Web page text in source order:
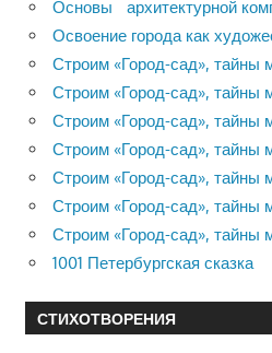
Основы архитектурной
Освоение города как
Строим «Город-сад», тайны
Строим «Город-сад», тайны
Строим «Город-сад», тайны
Строим «Город-сад», тайны
Строим «Город-сад», тайны
Строим «Город-сад», тайны
Строим «Город-сад», тайны
1001 Петербургская сказка
СТИХОТВОРЕНИЯ